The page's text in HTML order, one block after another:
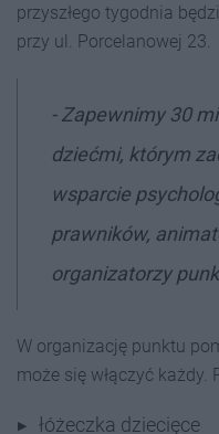
przyszłego tygodnia
przy ul. Porcelanowej 23.
- Zapewnimy 30
dziećmi, którym
wsparcie
prawników,
organizatorzy
W organizację punktu
może się włączyć każdy.
łóżeczka dziecięce